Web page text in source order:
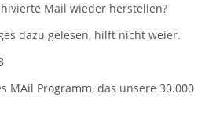
Mail wieder herstellen?
dazu gelesen, hilft nicht weier.
MAil Programm, das unsere 30.000